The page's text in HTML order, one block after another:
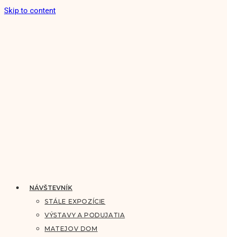
Skip to content
NÁVŠTEVNÍK
STÁLE EXPOZÍCIE
VÝSTAVY A PODUJATIA
MATEJOV DOM